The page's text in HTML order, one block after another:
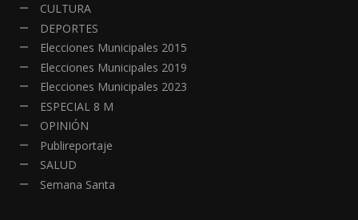
CULTURA
DEPORTES
Elecciones Municipales 2015
Elecciones Municipales 2019
Elecciones Municipales 2023
ESPECIAL 8 M
OPINIÓN
Publireportaje
SALUD
Semana Santa